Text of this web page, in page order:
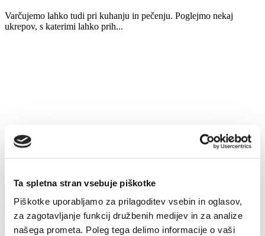
Ta spletna stran vsebuje piškotke
Piškotke uporabljamo za prilagoditev vsebin in oglasov,
za zagotavljanje funkcij družbenih medijev in za analize
našega prometa. Poleg tega delimo informacije o vaši
Varčujemo lahko tudi pri kuhanju in pečenju. Poglejmo nekaj
ukrepov, s katerimi lahko prih...
Ukrepi za obvladovanje energetske draginje
20...